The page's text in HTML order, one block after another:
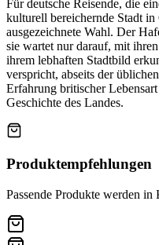
Für deutsche Reisende, die
kulturell bereichernde Stadt
ausgezeichnete Wahl. Der
sie wartet nur darauf, mit ihren
ihrem lebhaften Stadtbild
verspricht, abseits der
Erfahrung britischer
Geschichte des Landes.
Produktempfehlungen
Passende Produkte werden in